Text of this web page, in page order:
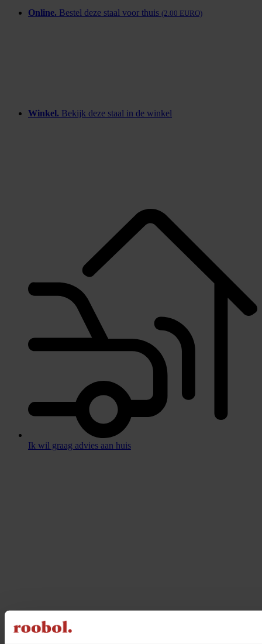
Online. Bestel deze staal voor thuis (2.00 EURO)
Winkel. Bekijk deze staal in de winkel
Ik wil graag advies aan huis
Sluiten